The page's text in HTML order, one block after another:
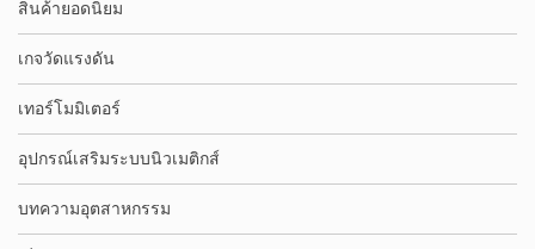
สินค้ายอดนิยม
เกจวัดแรงดัน
เทอร์โมมิเตอร์
อุปกรณ์เสริมระบบนิวเมติกส์
บทความอุตสาหกรรม